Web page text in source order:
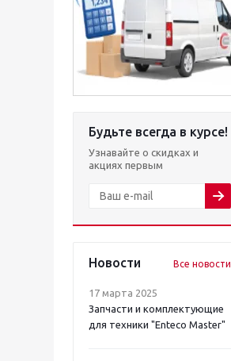
Будьте всегда в курсе!
Узнавайте о скидках и
акциях первым
Новости Все новости
17 марта 2025
Запчасти и комплектующие
для техники "Enteco Master"